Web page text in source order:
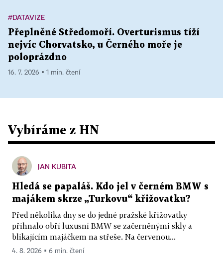
#DATAVIZE
Přeplněné Středomoří. Overturismus tíží
nejvíc Chorvatsko, u Černého moře je
poloprázdno
16. 7. 2026 ▪ 1 min. čtení
Vybíráme z HN
JAN KUBITA
Hledá se papaláš. Kdo jel v černém BMW s
majákem skrze „Turkovu“ křižovatku?
Před několika dny se do jedné pražské křižovatky
přihnalo obří luxusní BMW se začerněnými skly a
blikajícím majáčkem na střeše. Na červenou...
4. 8. 2026 ▪ 6 min. čtení